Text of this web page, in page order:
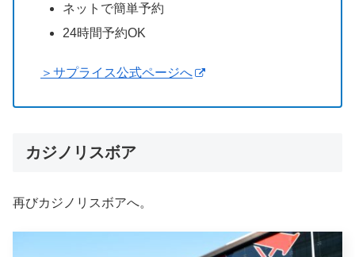
ネットで簡単予約
24時間予約OK
＞サプライス公式ページへ
カジノリスボア
再びカジノリスボアへ。